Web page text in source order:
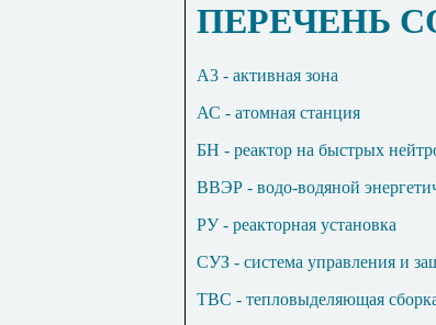
ПЕРЕЧЕНЬ
A3 - активная зона
АС - атомная станция
БН - реактор на быстрых
ВВЭР - водо-водяной
РУ - реакторная установка
СУЗ - система управления и
ТВС - тепловыделяющая